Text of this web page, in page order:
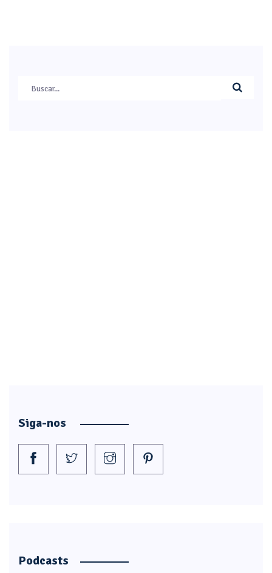
Siga-nos
Podcasts